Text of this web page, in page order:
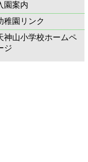
園案内
稚園リンク
神山小学校ホームペ
ジ